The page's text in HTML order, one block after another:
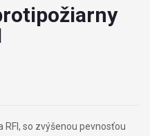
so zvýšenou pevnosťou